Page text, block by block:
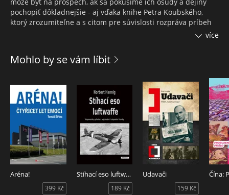
pochopiť dôkladnejšie - aj vďaka knihe Petra Koubského,
ktorý zrozumiteľne a s citom pre súvislosti rozpráva príbeh
ostrova, ktorý hýbe svetovou politikou. Grónsko je hranicou
nežije trvale na takom veľkom území tak málo ľudí. Nikde
nepreveruje tak dôkladne a po taký dlhý čas. Príbeh Grónska
od ľadovej doby po súčasnosť sa nepodobá ničomu, na čo
sme z historických rozprávaní zvyknutí. Nie je súvislý, ale
prerušovaný. Na najväčšom ostrove sveta občas zmizlo
osídlenie a nežil tam vôbec nikto. Inokedy tam ľudia síce žili,
ale akoby sa zastavil čas – všetko sa prestalo vyvíjať a meniť.
Naopak, zhruba od začiatku druhej svetovej vojny tam zase
bežia dejiny zbesilejšie než kdekoľvek inde, akoby chceli
dohnať stáročia stagnácie.
více
Mohlo by se vám líbit
Aréna!
399 Kč
Stíhací eso luftwaffe
189 Kč
Udavači
159 Kč